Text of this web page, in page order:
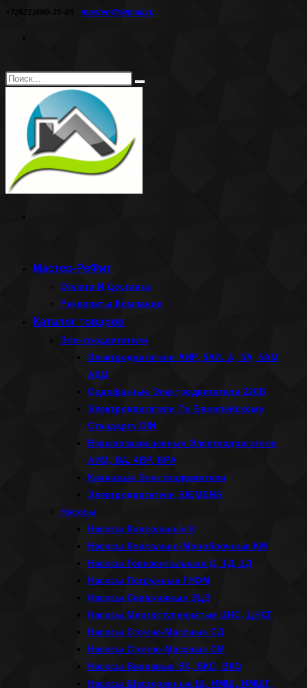
Перейти
+7(921)890-35-85 master-fit@mail.ru
Поиск
сайте
Искать
Мастер-РеФит
Оплата И Доставка
Реквизиты Компании
Каталог товаров
Электродвигатели
Электродвигатели АИР, 5АИ, А, 5А, 5АМ,
АДМ
Однофазные Электродвигатели 220В
Электродвигатели По Европейскому
Стандарту DIN
Взрывозащищенные Электродвигатели
АИМ, ВА, 4ВР, ВРА
Крановые Электродвигатели
Электродвигатели SIEMENS
Насосы
Насосы Консольные К
Насосы Консольно-Моноблочные КМ
Насосы Горизонтальные Д, 1Д, 2Д
Насосы Погружные ГНОМ
Насосы Скважинные ЭЦВ
Насосы Многоступенчатые ЦНС, ЦНСГ
Насосы Сточно-Массные СД
Насосы Сточно-Массные СМ
Насосы Вихревые ВК, ВКС, ВКО
Насосы Шестеренные Ш, НМШ, НМШГ,